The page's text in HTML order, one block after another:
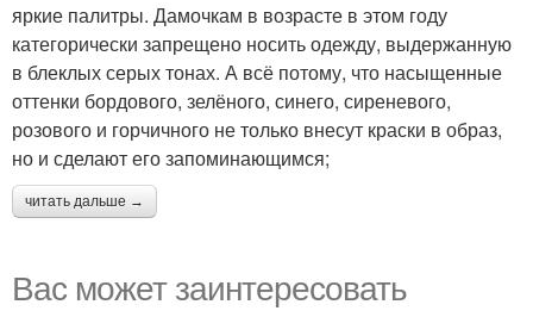
яркие палитры. Дамочкам в возрасте в этом году
категорически запрещено носить одежду, выдержанную
в блеклых серых тонах. А всё потому, что насыщенные
оттенки бордового, зелёного, синего, сиреневого,
розового и горчичного не только внесут краски в образ,
но и сделают его запоминающимся;
читать дальше →
Вас может заинтересовать